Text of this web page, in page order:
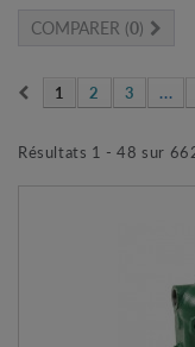
COMPARER (0)
1 2 3 ...
Résultats 1 - 48 sur